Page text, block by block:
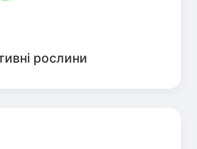
рослини